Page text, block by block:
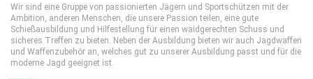
Wir sind eine Gruppe von passionierten Jägern und Sportschützen mit der
Ambition, anderen Menschen, die unsere Passion teilen, eine gute
Schießausbildung und Hilfestellung für einen waidgerechten Schuss und
sicheres Treffen zu bieten. Neben der Ausbildung bieten wir auch Jagdwaffen
und Waffenzubehör an, welches gut zu unserer Ausbildung passt und für die
moderne Jagd geeignet ist.